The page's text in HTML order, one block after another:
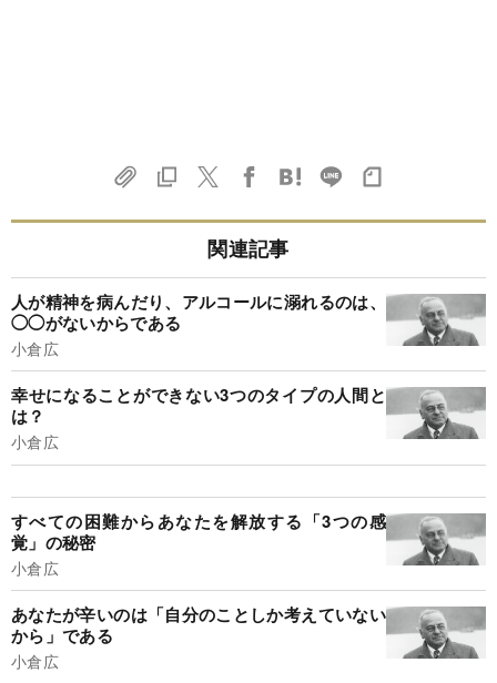
関連記事
人が精神を病んだり、アルコールに溺れるのは、
◯◯がないからである
小倉広
幸せになることができない3つのタイプの人間と
は？
小倉広
すべての困難からあなたを解放する「3つの感
覚」の秘密
小倉広
あなたが辛いのは「自分のことしか考えていない
から」である
小倉広